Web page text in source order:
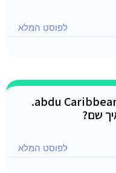
לפוסט המלא
היי לכולם לקחנו חדר ב abdu Caribbean camp.
שם?
לפוסט המלא